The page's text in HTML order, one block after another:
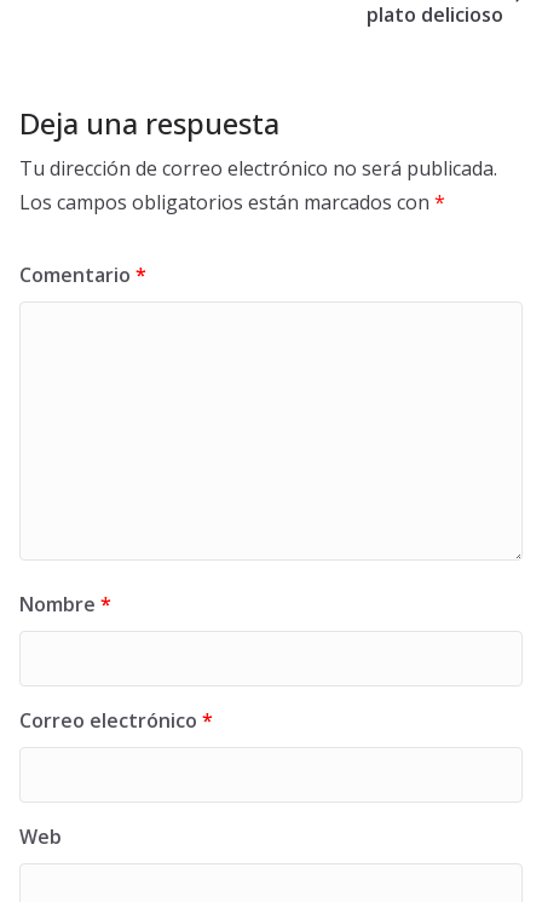
plato delicioso
Deja una respuesta
Tu dirección de correo electrónico no será publicada.
Los campos obligatorios están marcados con *
Comentario *
Nombre *
Correo electrónico *
Web